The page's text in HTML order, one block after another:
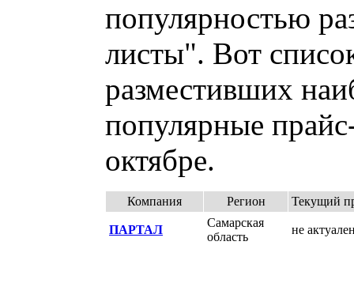
популярностью
листы". Вот
разместивших
популярные
октябре.
Компания Регион Текущий
ПАРТАЛ
Самарская
область
не